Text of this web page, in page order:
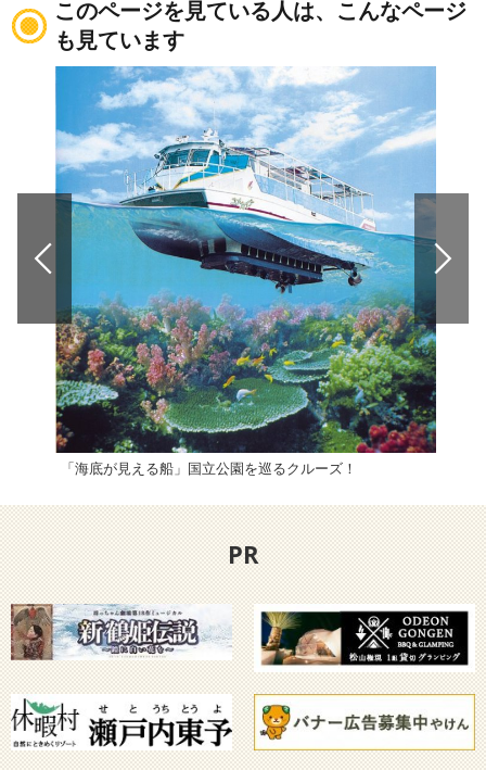
このページを見ている人は、こんなページ
も見ています
「海底が見える船」国立公園を巡るクルーズ！
PR